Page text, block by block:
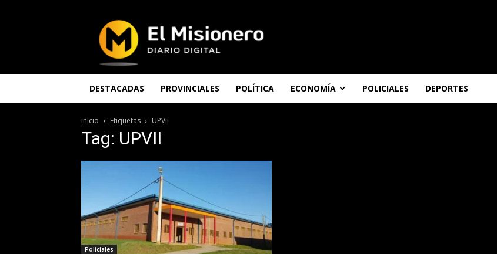
Misionero
DESTACADAS PROVINCIALES POLÍTICA ECONOMÍA POLICIALES DEPORTES
Inicio Etiquetas UPVII
Tag: UPVII
Policiales